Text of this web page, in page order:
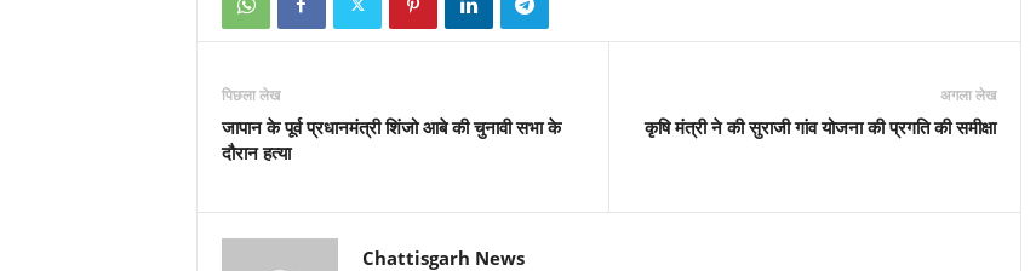
पिछला लेख
जापान के पूर्व प्रधानमंत्री शिंजो आबे की चुनावी सभा के
दौरान हत्या
अगला लेख
कृषि मंत्री ने की सुराजी गांव योजना की प्रगति की समीक्षा
Chattisgarh News